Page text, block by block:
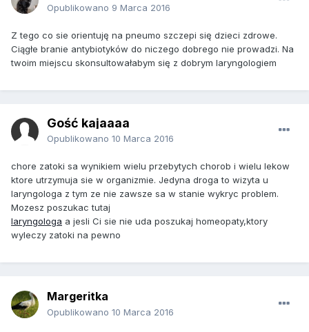
Opublikowano 9 Marca 2016
Z tego co sie orientuję na pneumo szczepi się dzieci zdrowe.
Ciągłe branie antybiotyków do niczego dobrego nie prowadzi. Na
twoim miejscu skonsultowałabym się z dobrym laryngologiem
Gość kajaaaa
Opublikowano 10 Marca 2016
chore zatoki sa wynikiem wielu przebytych chorob i wielu lekow
ktore utrzymuja sie w organizmie. Jedyna droga to wizyta u
laryngologa z tym ze nie zawsze sa w stanie wykryc problem.
Mozesz poszukac tutaj
laryngologa a jesli Ci sie nie uda poszukaj homeopaty,ktory
wyleczy zatoki na pewno
Margeritka
Opublikowano 10 Marca 2016